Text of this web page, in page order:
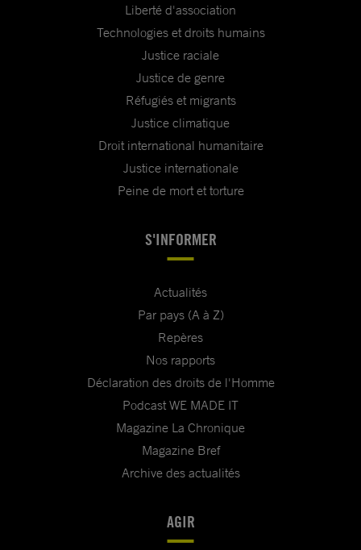
Liberté d'association
Technologies et droits humains
Justice raciale
Justice de genre
Réfugiés et migrants
Justice climatique
Droit international humanitaire
Justice internationale
Peine de mort et torture
S'INFORMER
Actualités
Par pays (A à Z)
Repères
Nos rapports
Déclaration des droits de l'Homme
Podcast WE MADE IT
Magazine La Chronique
Magazine Bref
Archive des actualités
AGIR